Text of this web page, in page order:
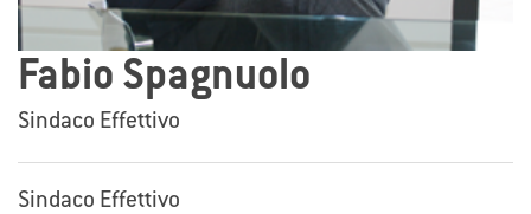
Fabio Spagnuolo
Sindaco Effettivo
Sindaco Effettivo